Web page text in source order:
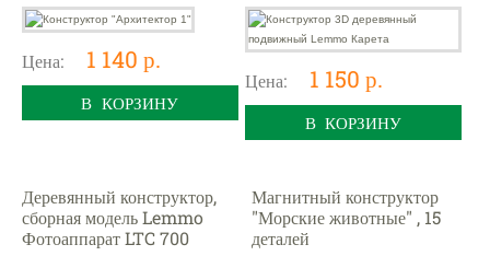
Цена: 1 140 р.
В КОРЗИНУ
Цена: 1 150 р.
В КОРЗИНУ
Деревянный конструктор,
сборная модель Lemmo
Фотоаппарат LTC 700
Магнитный конструктор
"Морские животные" , 15
деталей